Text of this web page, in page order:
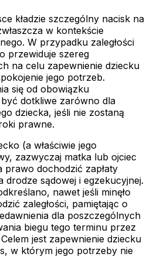
kładzie szczególny nacisk na
w kontekście
W przypadku zaległości
przewiduje szereg
na celu zapewnienie dziecku
jego potrzeb.
się od obowiązku
dotkliwe zarówno dla
dziecka, jeśli nie zostaną
prawne.
(a właściwie jego
zazwyczaj matka lub ojciec
prawo dochodzić zapłaty
drodze sądowej i egzekucyjnej.
nawet jeśli minęło
zaległości, pamiętając o
dla poszczególnych
biegu tego terminu przez
jest zapewnienie dziecku
w którym jego potrzeby nie